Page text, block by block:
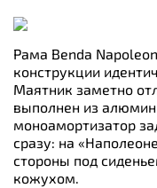
Рама Benda
конструкции
Маятник заметно
выполнен из
моноамортизатор
сразу: на
стороны под
кожухом.